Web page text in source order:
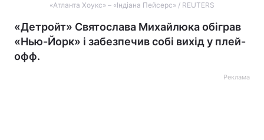
«Атланта Хоукс» – «Індіана Пейсерс» / REUTERS
«Детройт» Святослава Михайлюка обіграв
«Нью-Йорк» і забезпечив собі вихід у плей-
офф.
Реклама